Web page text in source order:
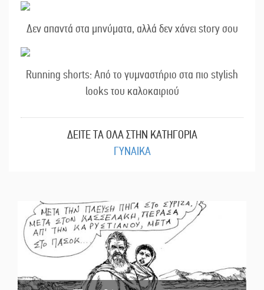
Δεν απαντά στα μηνύματα, αλλά δεν χάνει story σου
Running shorts: Από το γυμναστήριο στα πιο stylish
looks του καλοκαιριού
ΔΕΙΤΕ ΤΑ ΟΛΑ ΣΤΗΝ ΚΑΤΗΓΟΡΙΑ
ΓΥΝΑΙΚΑ